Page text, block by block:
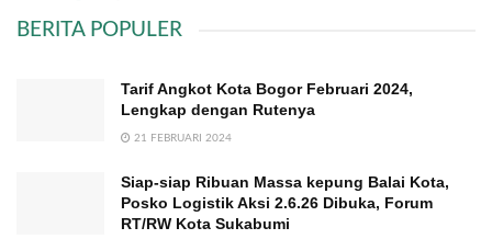
BERITA POPULER
Tarif Angkot Kota Bogor Februari 2024,
Lengkap dengan Rutenya
21 FEBRUARI 2024
Siap-siap Ribuan Massa kepung Balai Kota,
Posko Logistik Aksi 2.6.26 Dibuka, Forum
RT/RW Kota Sukabumi